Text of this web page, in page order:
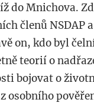
do Mnichova.
členů NSDAP
on, kdo byl
teorií o
bojovat o
osobního